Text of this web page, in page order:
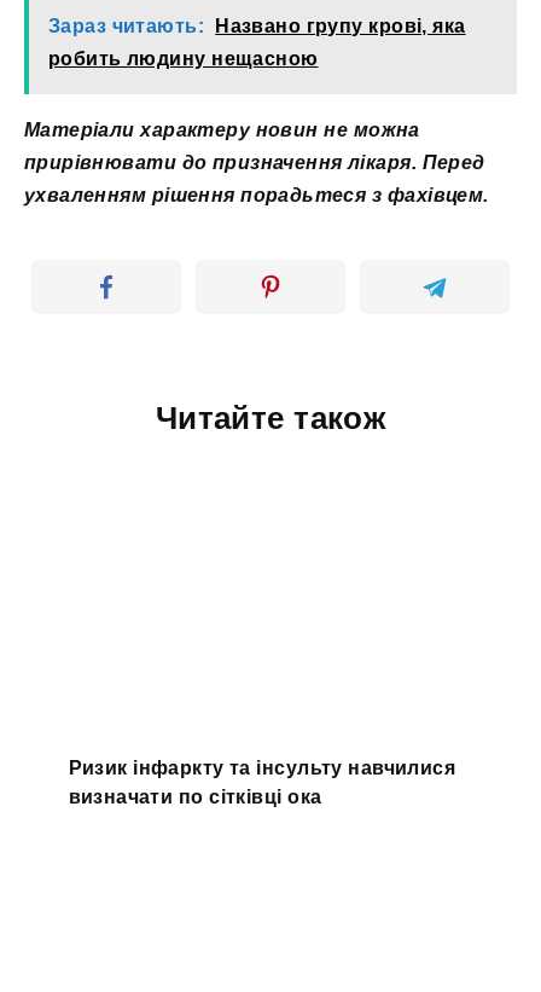
Зараз читають:
Названо групу крові, яка
робить людину нещасною
Матеріали характеру новин не можна
прирівнювати до призначення лікаря. Перед
ухваленням рішення порадьтеся з фахівцем.
Читайте також
Ризик інфаркту та інсульту навчилися
визначати по сітківці ока